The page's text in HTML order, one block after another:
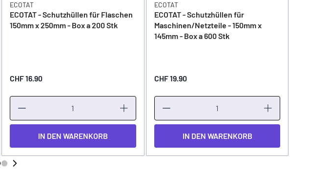
ECOTAT
ECOTAT - Schutzhüllen für Flaschen
150mm x 250mm - Box a 200 Stk
CHF 16.90
IN DEN WARENKORB
ECOTAT
ECOTAT - Schutzhüllen für
Maschinen/Netzteile - 150mm x
145mm - Box a 600 Stk
CHF 19.90
IN DEN WARENKORB